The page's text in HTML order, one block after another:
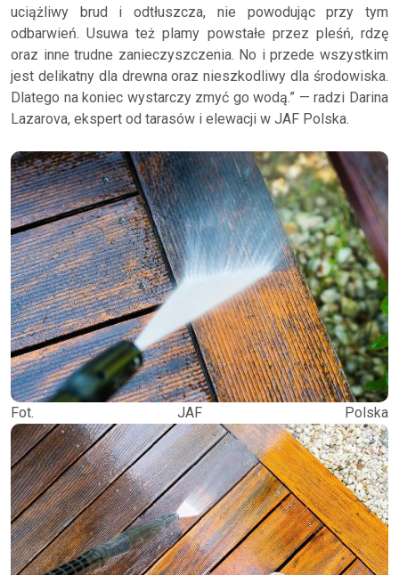
uciążliwy brud i odtłuszcza, nie powodując przy tym
odbarwień. Usuwa też plamy powstałe przez pleśń, rdzę
oraz inne trudne zanieczyszczenia. No i przede wszystkim
jest delikatny dla drewna oraz nieszkodliwy dla środowiska.
Dlatego na koniec wystarczy zmyć go wodą.” — radzi Darina
Lazarova, ekspert od tarasów i elewacji w JAF Polska.
Fot. JAF Polska